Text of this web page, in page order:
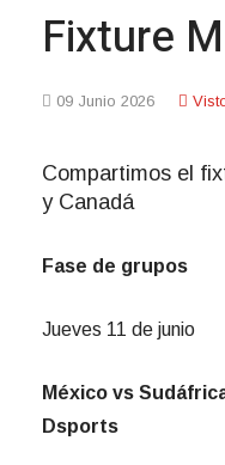
Fixture
09 Junio 2026
Compartimos el
y Canadá
Fase de grupos
Jueves 11 de junio
México vs
Dsports